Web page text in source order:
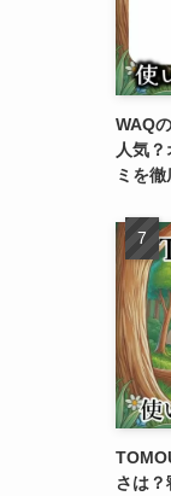
WAQ
人気
ミを
さは？